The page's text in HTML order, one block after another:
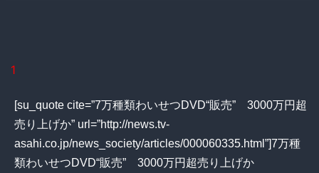
1
[su_quote cite=”7万種類わいせつDVD“販売” 3000万円超
売り上げか” url=”http://news.tv-
asahi.co.jp/news_society/articles/000060335.html”]7万種
類わいせつDVD“販売” 3000万円超売り上げか